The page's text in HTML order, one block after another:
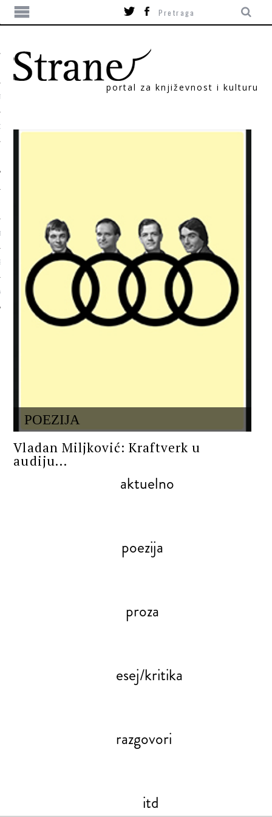
portal za književnost i kulturu
POEZIJA
Vladan Miljković: Kraftverk u
audiju...
aktuelno
poezija
proza
esej/kritika
razgovori
itd